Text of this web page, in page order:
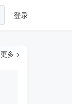
登录
更多 >